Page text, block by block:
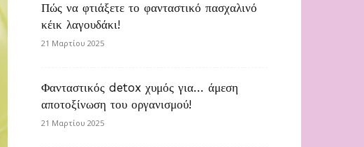
Πώς να φτιάξετε το φανταστικό πασχαλινό
κέικ λαγουδάκι!
21 Μαρτίου 2025
Φανταστικός detox χυμός για… άμεση
αποτοξίνωση του οργανισμού!
21 Μαρτίου 2025